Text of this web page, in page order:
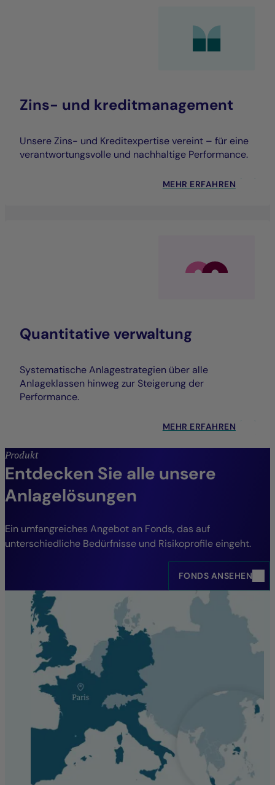
Zins- und kreditmanagement
Unsere Zins- und Kreditexpertise vereint – für eine
verantwortungsvolle und nachhaltige Performance.
MEHR ERFAHREN
Quantitative verwaltung
Systematische Anlagestrategien über alle
Anlageklassen hinweg zur Steigerung der
Performance.
MEHR ERFAHREN
Produkt
Entdecken Sie alle unsere
Anlagelösungen
Ein umfangreiches Angebot an Fonds, das auf
unterschiedliche Bedürfnisse und Risikoprofile eingeht.
FONDS ANSEHEN